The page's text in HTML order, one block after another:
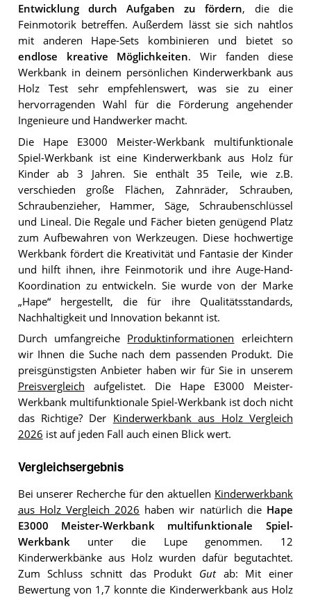
Entwicklung durch Aufgaben zu fördern, die die
Feinmotorik betreffen. Außerdem lässt sie sich nahtlos
mit anderen Hape-Sets kombinieren und bietet so
endlose kreative Möglichkeiten. Wir fanden diese
Werkbank in deinem persönlichen Kinderwerkbank aus
Holz Test sehr empfehlenswert, was sie zu einer
hervorragenden Wahl für die Förderung angehender
Ingenieure und Handwerker macht.
Die Hape E3000 Meister-Werkbank multifunktionale
Spiel-Werkbank ist eine Kinderwerkbank aus Holz für
Kinder ab 3 Jahren. Sie enthält 35 Teile, wie z.B.
verschieden große Flächen, Zahnräder, Schrauben,
Schraubenzieher, Hammer, Säge, Schraubenschlüssel
und Lineal. Die Regale und Fächer bieten genügend Platz
zum Aufbewahren von Werkzeugen. Diese hochwertige
Werkbank fördert die Kreativität und Fantasie der Kinder
und hilft ihnen, ihre Feinmotorik und ihre Auge-Hand-
Koordination zu entwickeln. Sie wurde von der Marke
„Hape“ hergestellt, die für ihre Qualitätsstandards,
Nachhaltigkeit und Innovation bekannt ist.
Durch umfangreiche Produktinformationen erleichtern
wir Ihnen die Suche nach dem passenden Produkt. Die
preisgünstigsten Anbieter haben wir für Sie in unserem
Preisvergleich aufgelistet. Die Hape E3000 Meister-
Werkbank multifunktionale Spiel-Werkbank ist doch nicht
das Richtige? Der Kinderwerkbank aus Holz Vergleich
2026 ist auf jeden Fall auch einen Blick wert.
Vergleichsergebnis
Bei unserer Recherche für den aktuellen Kinderwerkbank
aus Holz Vergleich 2026 haben wir natürlich die Hape
E3000 Meister-Werkbank multifunktionale Spiel-
Werkbank unter die Lupe genommen. 12
Kinderwerkbänke aus Holz wurden dafür begutachtet.
Zum Schluss schnitt das Produkt Gutab: Mit einer
Bewertung von 1,7 konnte die Kinderwerkbank aus Holz